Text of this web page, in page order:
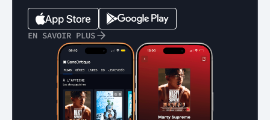
EN SAVOIR PLUS